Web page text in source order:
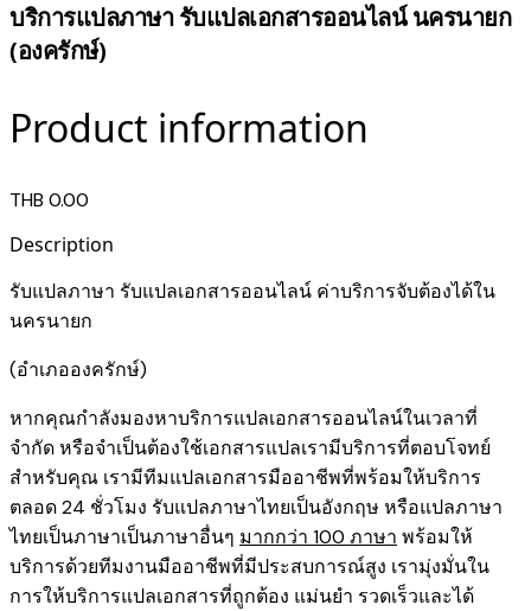
บริการแปลภาษา รับแปลเอกสารออนไลน์ นครนายก
(องครักษ์)
Product information
THB 0.00
Description
รับแปลภาษา รับแปลเอกสารออนไลน์ ค่าบริการจับต้องได้ใน
นครนายก ​
​(อำเภอองครักษ์)
หากคุณกำลังมองหาบริการแปลเอกสารออนไลน์ในเวลาที่
จำกัด หรือจำเป็นต้องใช้เอกสารแปลเรามีบริการที่ตอบโจทย์
สำหรับคุณ เรามีทีมแปลเอกสารมืออาชีพที่พร้อมให้บริการ
ตลอด 24 ชั่วโมง รับแปลภาษาไทยเป็นอังกฤษ หรือแปลภาษา
ไทยเป็นภาษาเป็นภาษาอื่นๆ มากกว่า 100 ภาษา พร้อมให้
บริการด้วยทีมงานมืออาชีพที่มีประสบการณ์สูง เรามุ่งมั่นใน
การให้บริการแปลเอกสารที่ถูกต้อง แม่นยำ รวดเร็วและได้